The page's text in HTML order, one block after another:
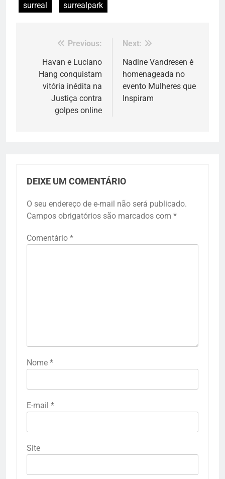
surreal
surrealpark
Navegação
Post
Previous:
Havan e Luciano
Hang conquistam
vitória inédita na
Justiça contra
golpes online
Next:
Nadine Vandresen é
homenageada no
evento Mulheres que
Inspiram
DEIXE UM COMENTÁRIO
O seu endereço de e-mail não será publicado.
Campos obrigatórios são marcados com *
Comentário *
Nome *
E-mail *
Site